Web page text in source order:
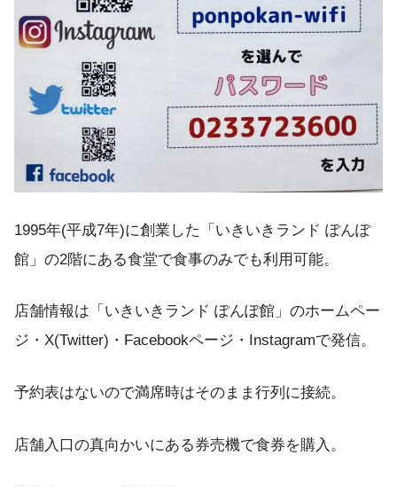
1995年(平成7年)に創業した「いきいきランド ぽんぽ
館」の2階にある食堂で食事のみでも利用可能。
店舗情報は「いきいきランド ぽんぽ館」のホームペー
ジ・X(Twitter)・Facebookページ・Instagramで発信。
予約表はないので満席時はそのまま行列に接続。
店舗入口の真向かいにある券売機で食券を購入。